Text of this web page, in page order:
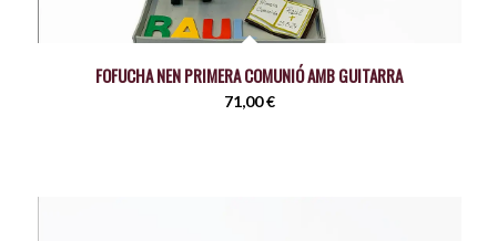
FOFUCHA NEN PRIMERA COMUNIÓ AMB GUITARRA
71,00€